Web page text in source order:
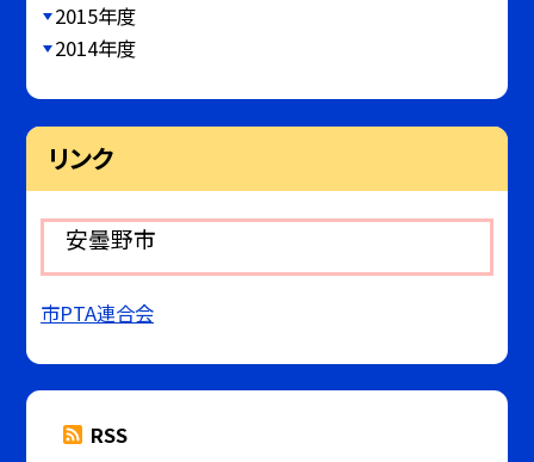
2015年度
2014年度
リンク
安曇野市
市PTA連合会
RSS